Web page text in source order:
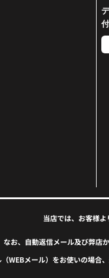
当店では、お客様
なお、自動返信メール及び弊店
メール）をお使いの場合